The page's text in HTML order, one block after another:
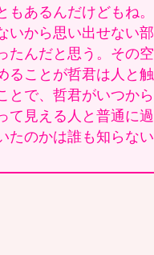
もあるんだけどもね。
いから思い出せない部
たんだと思う。その空
ることが哲君は人と触
とで、哲君がいつから
て見える人と普通に過
たのかは誰も知らない